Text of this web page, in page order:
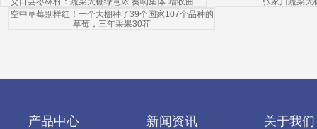
空中草莓别样红！一个大棚种了39个国家107个品种的
草莓，三年采果30茬
产品中心 新闻资讯 关于我们